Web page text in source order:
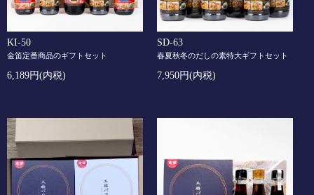
KI-50
金笛定番商品のギフトセット
6,189円(内税)
SD-63
春夏秋冬のだしの素特大ギフトセット
7,950円(内税)